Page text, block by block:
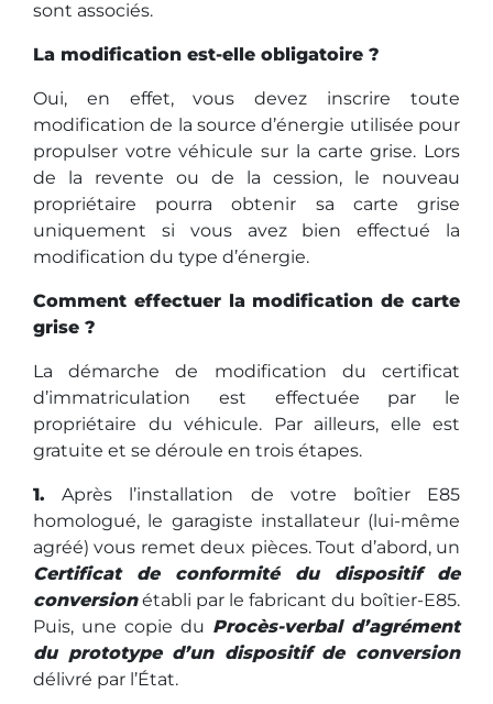
sont associés.
La modification est-elle obligatoire ?
Oui, en effet, vous devez inscrire toute
modification de la source d’énergie utilisée pour
propulser votre véhicule sur la carte grise. Lors
de la revente ou de la cession, le nouveau
propriétaire pourra obtenir sa carte grise
uniquement si vous avez bien effectué la
modification du type d’énergie.
Comment effectuer la modification de carte
grise ?
La démarche de modification du certificat
d’immatriculation est effectuée par le
propriétaire du véhicule. Par ailleurs, elle est
gratuite et se déroule en trois étapes.
1. Après l’installation de votre boîtier E85
homologué, le garagiste installateur (lui-même
agréé) vous remet deux pièces. Tout d’abord, un
Certificat de conformité du dispositif de
conversionétabli par le fabricant du boîtier-E85.
Puis, une copie du Procès-verbal d’agrément
du prototype d’un dispositif de conversion
délivré par l’État.